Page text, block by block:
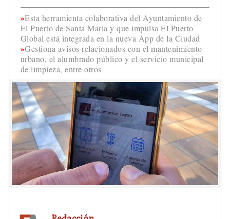
Esta herramienta colaborativa del Ayuntamiento de
El Puerto de Santa María y que impulsa El Puerto
Global está integrada en la nueva App de la Ciudad
Gestiona avisos relacionados con el mantenimiento
urbano, el alumbrado público y el servicio municipal
de limpieza, entre otros